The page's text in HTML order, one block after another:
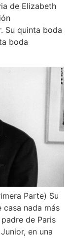
de Elizabeth
Su quinta boda
boda
Parte) Su
nada más
de Paris
en una